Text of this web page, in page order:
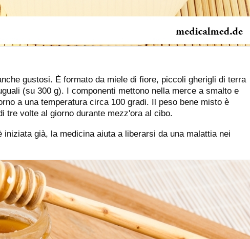
gustosi. È formato da miele di fiore, piccoli gherigli di terra
(su 300 g). I componenti mettono nella merce a smalto e
a una temperatura circa 100 gradi. Il peso bene misto è
tre volte al giorno durante mezz'ora al cibo.
iniziata già, la medicina aiuta a liberarsi da una malattia nei